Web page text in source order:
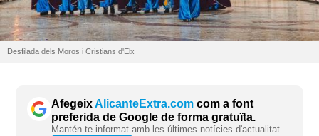
Desfilada dels Moros i Cristians d'Elx
AfegeixAlicanteExtra.com com a font
preferida de Google de forma gratuïta.
Mantén-te informat amb les últimes notícies d'actualitat.